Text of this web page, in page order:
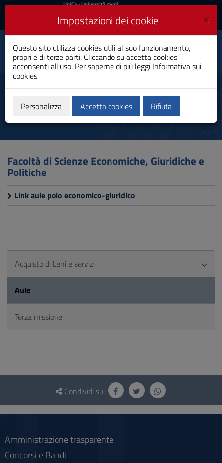
Vai
al
navigazione
sito
al
Footer
UniCa
Accedi
UniCa- Università degli
Accedi UniCA News
Toggle
navigation
Dipartimento di
Giurisprudenza
Aule
Facoltà di Scienze Economiche, Giuridiche e
Politiche
Link aule polo economico-giuridico
Acquisto di beni e servizi
Aule
Terza missione
Questionario
social
Condividi su:
Amministrazione trasparente
Concorsi e Bandi
×
Impostazioni dei cookie
Questo sito utilizza cookies utili al suo funzionamento,
propri e di terze parti. Cliccando su accetta cookies
acconsenti all'uso. Per saperne di più leggi Informativa sui
cookies
Personalizza Accetta cookies Rifiuta